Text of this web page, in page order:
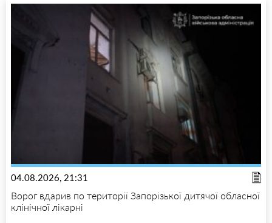
04.08.2026, 21:31
Ворог вдарив по території Запорізької дитячої обласної
клінічної лікарні